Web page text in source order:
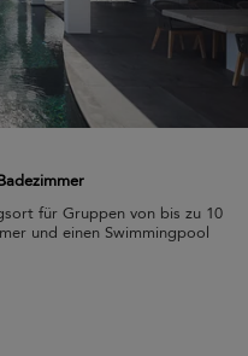
für Gruppen von bis zu 10
und einen Swimmingpool